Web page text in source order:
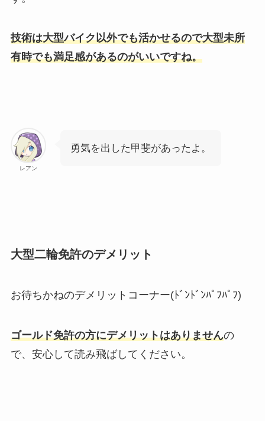
技術は大型バイク以外でも活かせるので大型未所
有時でも満足感があるのがいいですね。
レアン
勇気を出した甲斐があったよ。
大型二輪免許のデメリット
お待ちかねのデメリットコーナー(ﾄﾞﾝﾄﾞﾝﾊﾟﾌﾊﾟﾌ)
ゴールド免許の方にデメリットはありませんの
で、安心して読み飛ばしてください。